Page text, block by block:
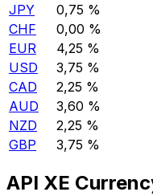
JPY
0,75 %
CHF
0,00 %
EUR
4,25 %
USD
3,75 %
CAD
2,25 %
AUD
3,60 %
NZD
2,25 %
GBP
3,75 %
API XE